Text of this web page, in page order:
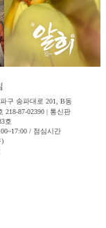
구 송파대로 201, B동
218-87-02390 | 통신판
호
/ 점심시간
)